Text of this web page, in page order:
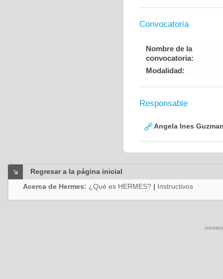
Convocatoria
Nombre de la
convocatoria:
Modalidad:
Responsable
Angela Ines
Regresar a la página inicial
Acerca de Hermes: ¿Qué es HERMES? | Instructivos